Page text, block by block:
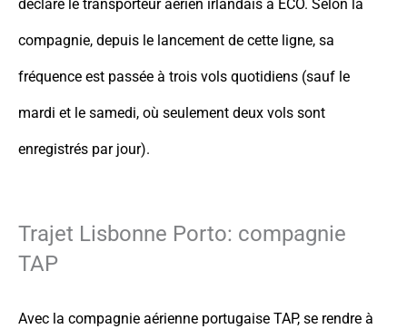
déclaré le transporteur aérien irlandais à ECO. Selon la
compagnie, depuis le lancement de cette ligne, sa
fréquence est passée à trois vols quotidiens (sauf le
mardi et le samedi, où seulement deux vols sont
enregistrés par jour).
Trajet Lisbonne Porto: compagnie
TAP
Avec la compagnie aérienne portugaise TAP, se rendre à